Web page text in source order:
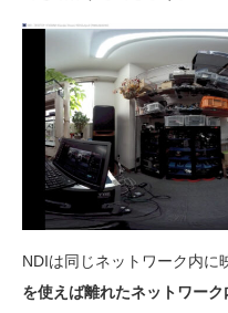
NDIは同じネットワーク内に
を使えば離れたネットワーク